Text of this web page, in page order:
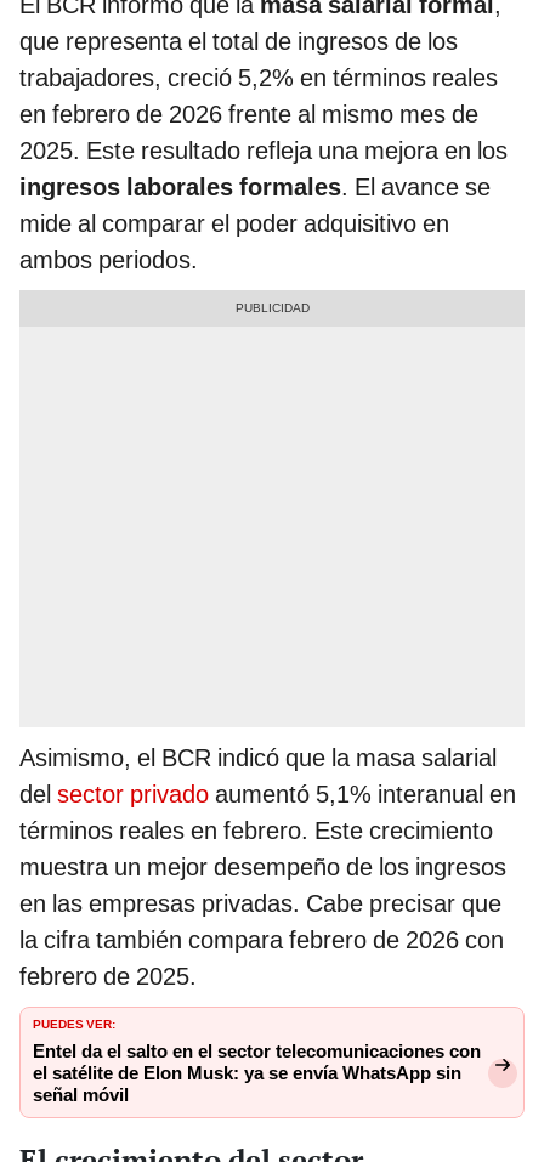
que representa el total de ingresos de los
trabajadores, creció 5,2% en términos reales
en febrero de 2026 frente al mismo mes de
2025. Este resultado refleja una mejora en los
ingresos laborales formales. El avance se
mide al comparar el poder adquisitivo en
ambos periodos.
Asimismo, el BCR indicó que la masa salarial
del sector privado aumentó 5,1% interanual en
términos reales en febrero. Este crecimiento
muestra un mejor desempeño de los ingresos
en las empresas privadas. Cabe precisar que
la cifra también compara febrero de 2026 con
febrero de 2025.
PUEDES VER:
Entel da el salto en el sector telecomunicaciones con
el satélite de Elon Musk: ya se envía WhatsApp sin
señal móvil